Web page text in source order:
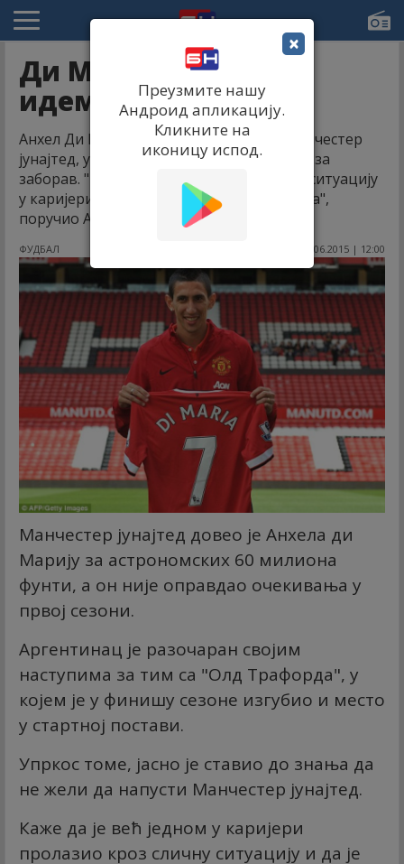
Ди Марија: Нећу да
идем нигдје!
Анхел Ди Марија не жели да напусти Манчестер
јунајтед, упркос томе што је имао сезону за
заборав. "Већ сам пролазио кроз сличну ситуацију
у каријери и изборио сам се. Успећу и сада",
поручио Аргентинац.
ФУДБАЛ 28.06.2015 | 12:00
Манчестер јунајтед довео је Анхела ди
Марију за астрономских 60 милиона
фунти, а он није оправдао очекивања у
првој сезони.
Аргентинац је разочаран својим
наступима за тим са "Олд Трафорда", у
којем је у финишу сезоне изгубио и место
у стартној постави.
Упркос томе, јасно је ставио до знања да
не жели да напусти Манчестер јунајтед.
Каже да је већ једном у каријери
пролазио кроз сличну ситуацију и да је
×
Преузмите нашу
Андроид апликацију.
Кликните на
иконицу испод.